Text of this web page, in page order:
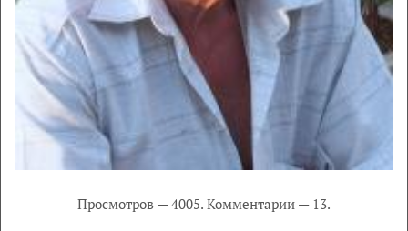
Просмотров — 4005. Комментарии — 13.